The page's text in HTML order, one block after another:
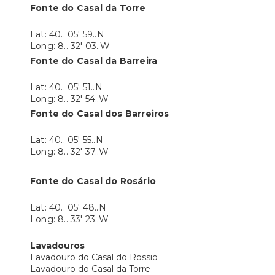
Fonte do Casal da Torre
Lat: 40.. 05' 59..N
Long: 8.. 32' 03..W
Fonte do Casal da Barreira
Lat: 40.. 05' 51..N
Long: 8.. 32' 54..W
Fonte do Casal dos Barreiros
Lat: 40.. 05' 55..N
Long: 8.. 32' 37..W
Fonte do Casal do Rosário
Lat: 40.. 05' 48..N
Long: 8.. 33' 23..W
Lavadouros
Lavadouro do Casal do Rossio
Lavadouro do Casal da Torre